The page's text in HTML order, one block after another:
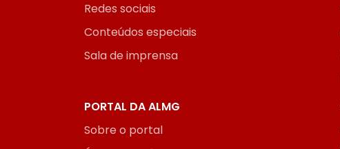
Redes sociais
Conteúdos especiais
Sala de imprensa
PORTAL DA ALMG
Sobre o portal